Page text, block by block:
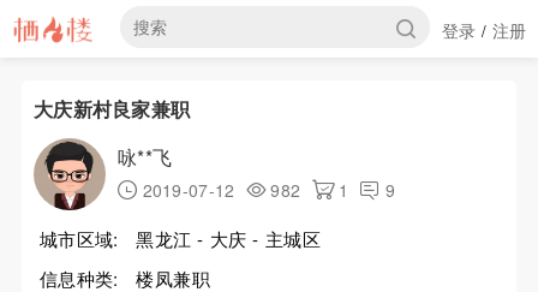
登录 / 注册
大庆新村良家兼职
咏**飞
2019-07-12 982 1 9
城市区域:
黑龙江 - 大庆 - 主城区
信息种类:
楼凤兼职